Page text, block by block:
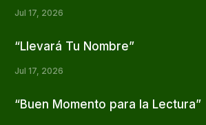
Jul 17, 2026
“Llevará Tu Nombre”
Jul 17, 2026
“Buen Momento para la Lectura”